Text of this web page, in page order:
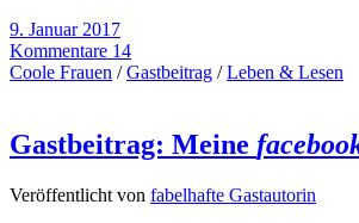
9. Januar 2017
Kommentare 14
Coole Frauen /Gastbeitrag /Leben & Lesen
Gastbeitrag: Meine
Veröffentlicht von fabelhafte Gastautorin